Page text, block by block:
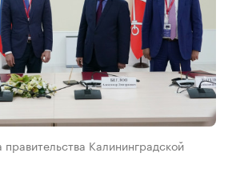
Калининградской